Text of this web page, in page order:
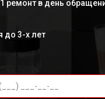
ремонт в день
до 3-х лет